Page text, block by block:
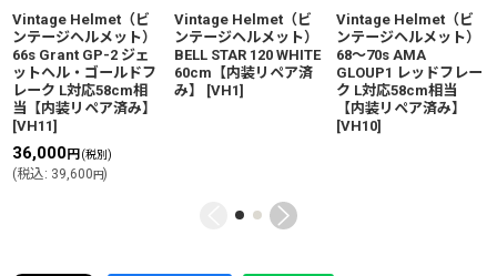
Vintage Helmet（ビ
ンテージヘルメット）
66s Grant GP-2 ジェ
ットヘル・ゴールドフ
レーク L対応58cm相
当【内装リペア済み】
[VH11]
36,000円 (税別)
(税込: 39,600円)
Vintage Helmet（ビ
ンテージヘルメット）
BELL STAR 120 WHITE
60cm【内装リペア済
み】
[VH1]
Vintage Helmet（ビ
ンテージヘルメット）
68〜70s AMA
GLOUP1 レッドフレー
ク L対応58cm相当
【内装リペア済み】
[VH10]